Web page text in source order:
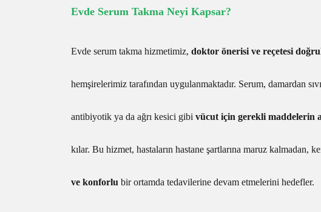
Evde Serum Takma Neyi Kapsar?
Evde serum takma hizmetimiz, doktor önerisi ve reçetesi
hemşirelerimiz tarafından uygulanmaktadır. Serum, damardan
antibiyotik ya da ağrı kesici gibi vücut için gerekli maddelerin
kılar. Bu hizmet, hastaların hastane şartlarına maruz kalmadan,
ve konforlu bir ortamda tedavilerine devam etmelerini hedefler.